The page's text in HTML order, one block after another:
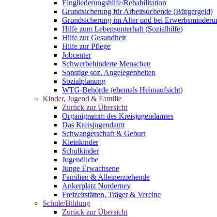
Eingliederungshilfe/Rehabilitation
Grundsicherung für Arbeitsuchende (Bürgergeld)
Grundsicherung im Alter und bei
Hilfe zum Lebensunterhalt (Sozialhilfe)
Hilfe zur Gesundheit
Hilfe zur Pflege
Jobcenter
Schwerbehinderte Menschen
Sonstige soz. Angelegenheiten
Sozialplanung
WTG-Behörde (ehemals Heimaufsicht)
Kinder, Jugend & Familie
Zurück zur Übersicht
Organigramm des Kreisjugendamtes
Das Kreisjugendamt
Schwangerschaft & Geburt
Kleinkinder
Schulkinder
Jugendliche
Junge Erwachsene
Familien & Alleinerziehende
Ankerplatz Norderney
Freizeitstätten, Träger & Vereine
Schule/Bildung
Zurück zur Übersicht